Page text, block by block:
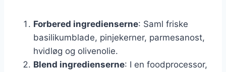
Forbered ingredienserne: Saml friske
basilikumblade, pinjekerner, parmesanost,
hvidløg og olivenolie.
Blend ingredienserne: I en foodprocessor,